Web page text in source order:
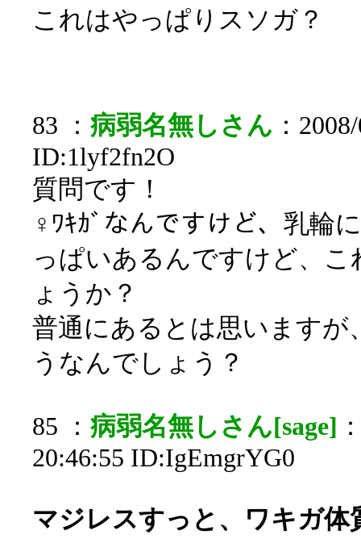
これはやっぱりスソガ？
83 ： 病弱名無しさん ：
ID:1lyf2fn2O
質問です！
♀ﾜｷｶﾞなんですけど、乳輪
っぱいあるんですけど、
ょうか？
普通にあるとは思います
うなんでしょう？
85 ： 病弱名無しさん[sage]
20:46:55 ID:IgEmgrYG0
マジレスすっと、ワキガ体